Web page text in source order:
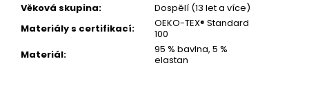
Věková skupina:
Dospělí (13 let a více)
Materiály s certifikací:
OEKO-TEX® Standard
100
Materiál:
95 % bavlna, 5 %
elastan